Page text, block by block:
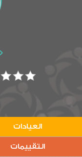
العيادات
التقييمات